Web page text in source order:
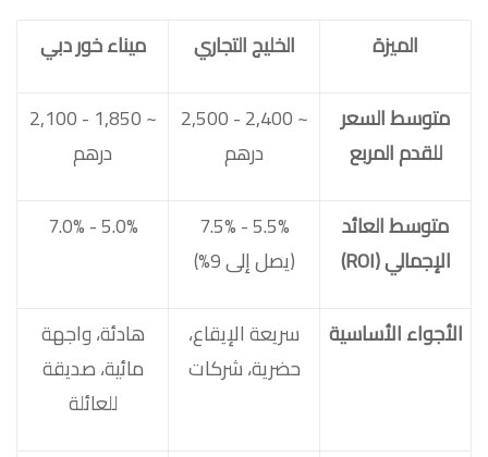
الميزة
الخليج التجاري ميناء خور دبي
متوسط السعر
للقدم المربع
~ 2,400 - 2,500
درهم
~ 1,850 - 2,100
درهم
متوسط العائد
الإجمالي (ROI)
5.5% - 7.5%
(يصل إلى 9%)
5.0% - 7.0%
الأجواء الأساسية
سريعة الإيقاع،
حضرية، شركات
هادئة، واجهة
مائية، صديقة
للعائلة